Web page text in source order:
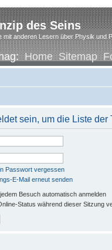
des Seins
mit anderen Lesern über Physik und
Home Sitemap
sein, um die Liste
Passwort vergessen
E-Mail erneut senden
Besuch automatisch anmelden
Status während dieser Sitzung